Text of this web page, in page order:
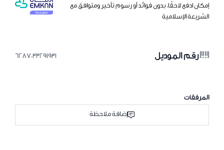
إمكان ادفع لاحقًا، بدون فوائد أو رسوم تأخير ومتوافق مع
الشريعة الإسلامية
رقم الموديل 6287033291931
المرفقات
إضافة ملاحظة